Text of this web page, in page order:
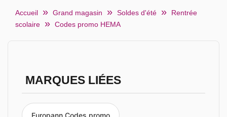
Accueil Grand magasin Soldes d'été
Rentrée
scolaire
Codes promo HEMA
MARQUES LIÉES
Europann Codes promo